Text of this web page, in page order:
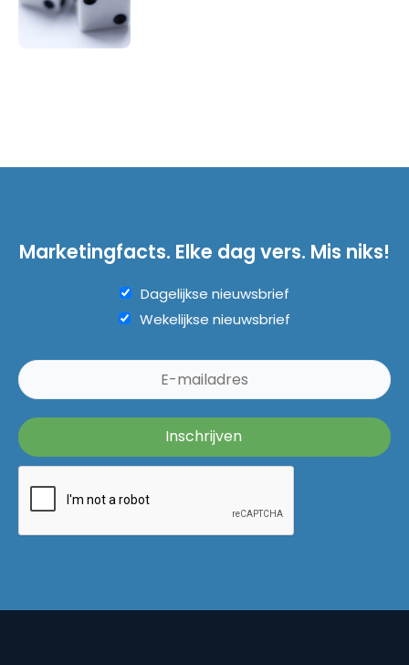
Marketingfacts. Elke dag vers. Mis niks!
Dagelijkse nieuwsbrief
Wekelijkse nieuwsbrief